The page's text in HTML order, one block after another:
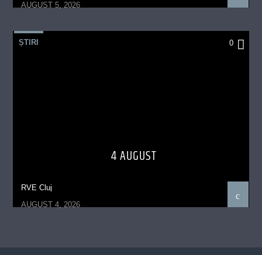
AUGUST 5, 2026
ȘTIRI 0
4 AUGUST
RVE Cluj
AUGUST 4, 2026